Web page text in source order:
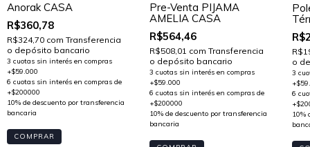
Anorak CASA
R$360,78
R$324,70 com Transferencia
o depósito bancario
COMPRAR
Pre-Venta PIJAMA
AMELIA CASA
R$564,46
R$508,01 com Transferencia
o depósito bancario
o